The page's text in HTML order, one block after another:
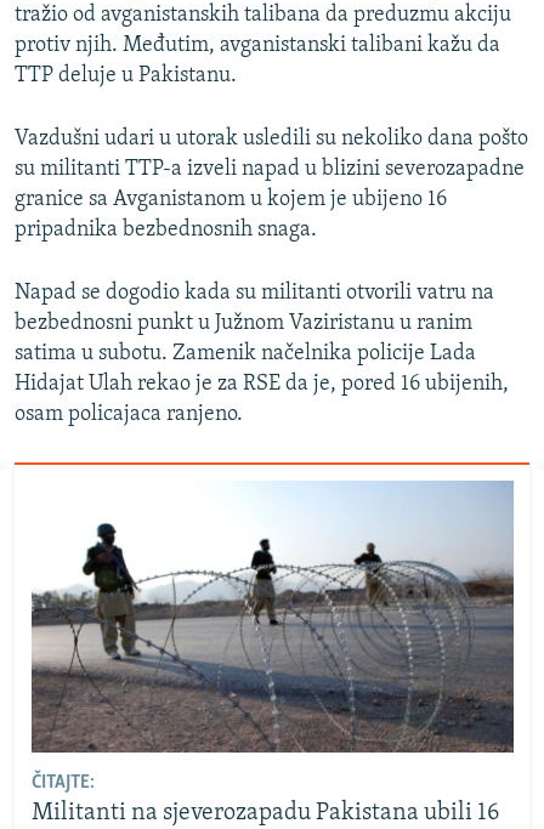
tražio od avganistanskih talibana da preduzmu akciju
protiv njih. Međutim, avganistanski talibani kažu da
TTP deluje u Pakistanu.
Vazdušni udari u utorak usledili su nekoliko dana pošto
su militanti TTP-a izveli napad u blizini severozapadne
granice sa Avganistanom u kojem je ubijeno 16
pripadnika bezbednosnih snaga.
Napad se dogodio kada su militanti otvorili vatru na
bezbednosni punkt u Južnom Vaziristanu u ranim
satima u subotu. Zamenik načelnika policije Lada
Hidajat Ulah rekao je za RSE da je, pored 16 ubijenih,
osam policajaca ranjeno.
ČITAJTE:
Militanti na sjeverozapadu Pakistana ubili 16